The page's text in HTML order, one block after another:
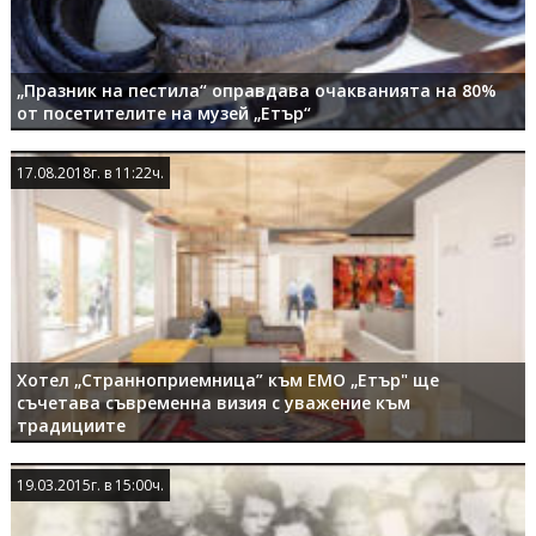
„Празник на пестила“ оправдава очакванията на 80%
от посетителите на музей „Етър“
Хотел „Странноприемница” към ЕМО „Етър" ще
съчетава съвременна визия с уважение към
традициите
17.08.2018г. в 11:22ч.
17.08.2018г. в 11:22ч.
19.03.2015г. в 15:00ч.
19.03.2015г. в 15:00ч.